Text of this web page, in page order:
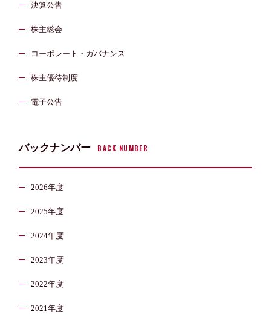
決算公告
株主総会
コーポレート・ガバナンス
株主優待制度
電子公告
バックナンバー BACK NUMBER
2026年度
2025年度
2024年度
2023年度
2022年度
2021年度